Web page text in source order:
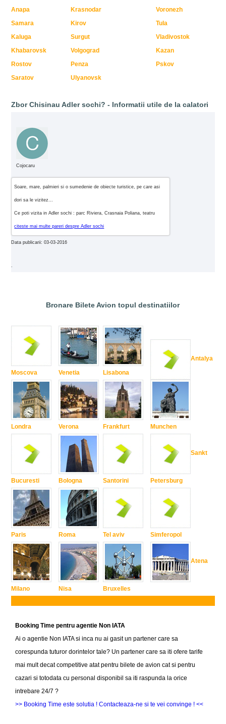
Anapa
Krasnodar
Voronezh
Samara
Kirov
Tula
Kaluga
Surgut
Vladivostok
Khabarovsk
Volgograd
Kazan
Rostov
Penza
Pskov
Saratov
Ulyanovsk
Zbor Chisinau Adler sochi? - Informatii utile de la calatori
Cojocaru
Soare, mare, palmieri si o sumedenie de obiecte turistice, pe care asi
dori sa le vizitez...
Ce poti vizita in Adler sochi : parc Riviera, Crasnaia Poliana, teatru
citeste mai multe pareri despre Adler sochi
Data publicarii: 03-03-2016
Bronare Bilete Avion topul destinatiilor
Moscova
Londra
Bucuresti
Paris
Milano
Venetia
Verona
Bologna
Roma
Nisa
Lisabona
Frankfurt
Santorini
Tel aviv
Bruxelles
Antalya
Munchen
Sankt
Petersburg
Simferopol
Atena
Booking Time pentru agentie Non IATA
Ai o agentie Non IATA si inca nu ai gasit un partener care sa
corespunda tuturor dorintelor tale? Un partener care sa iti ofere tarife
mai mult decat competitive atat pentru bilete de avion cat si pentru
cazari si totodata cu personal disponibil sa iti raspunda la orice
intrebare 24/7 ?
>> Booking Time este solutia ! Contacteaza-ne si te vei convinge ! <<